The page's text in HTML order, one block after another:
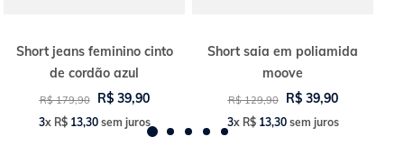
Short jeans feminino cinto
de cordão azul
R$ 179,90 R$ 39,90
3x R$ 13,30sem juros
Short saia em poliamida
moove
R$ 129,90 R$ 39,90
3x R$ 13,30sem juros